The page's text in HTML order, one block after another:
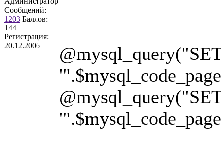
Сообщений:
1203 Баллов:
144
Регистрация:
20.12.2006